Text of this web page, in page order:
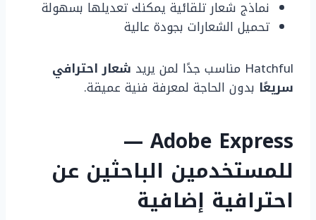
نماذج شعار تلقائية يمكنك تعديلها بسهولة
تحميل الشعارات بجودة عالية
Hatchful مناسب جدًا لمن يريد
شعار احترافي
سريعًا بدون الحاجة لمعرفة فنية عميقة.
Adobe Express —
للمستخدمين الباحثين عن
احترافية إضافية